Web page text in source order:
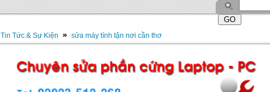
Tin Tức & Sự Kiện » sửa máy tính tận nơi cần thơ